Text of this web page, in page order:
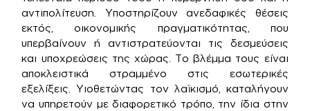
αντιπολίτευση. Υποστηρίζουν ανεδαφικές θέσεις
εκτός, οικονομικής πραγματικότητας, που
υπερβαίνουν ή αντιστρατεύονται τις δεσμεύσεις
και υποχρεώσεις της χώρας. Το βλέμμα τους είναι
αποκλειστικά στραμμένο στις εσωτερικές
εξελίξεις. Υιοθετώντας τον λαϊκισμό, καταλήγουν
να υπηρετούν με διαφορετικό τρόπο, την ίδια στην